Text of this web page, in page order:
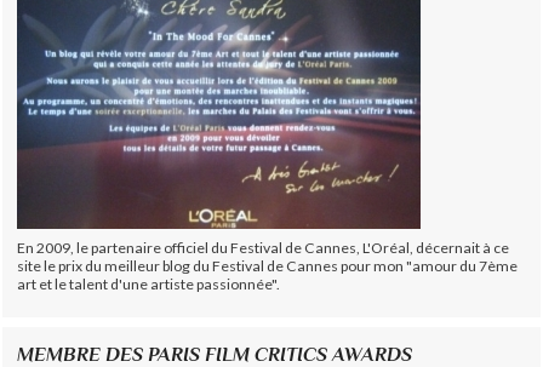
En 2009, le partenaire officiel du Festival de Cannes, L'Oréal, décernait à ce
site le prix du meilleur blog du Festival de Cannes pour mon "amour du 7ème
art et le talent d'une artiste passionnée".
MEMBRE DES PARIS FILM CRITICS AWARDS